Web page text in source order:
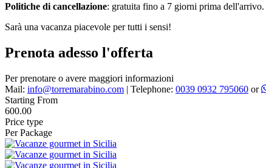
Politiche di cancellazione: gratuita fino a 7 giorni prima
Sarà una vacanza piacevole per tutti i sensi!
Prenota adesso l'offerta
Per prenotare o avere maggiori informazioni
Mail: info@torremarabino.com | Telephone: 0039 0932 795060 or
Starting From
600.00
Price type
Per Package